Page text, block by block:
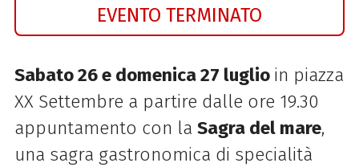
EVENTO TERMINATO
Sabato 26 e domenica 27 luglio in piazza
XX Settembre a partire dalle ore 19.30
appuntamento con la Sagra del mare,
una sagra gastronomica di specialità